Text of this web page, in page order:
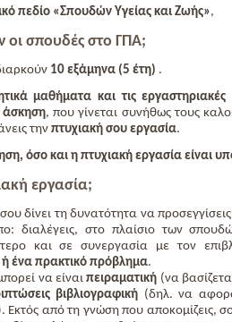
πεδίο «Σπουδών Υγείας και Ζωής»,
οι σπουδές στο ΓΠΑ;
10 εξάμηνα (5 έτη) .
μαθήματα και τις εργαστηριακές
άσκηση, που γίνεται συνήθως τους
την πτυχιακή σου εργασία.
όσο και η πτυχιακή εργασία είναι
εργασία;
δίνει τη δυνατότητα να
διαλέγεις, στο πλαίσιο των
και σε συνεργασία με τον
ένα πρακτικό πρόβλημα.
να είναιπειραματική (να
βιβλιογραφική (δηλ. να
Εκτός από τη γνώση που αποκομίζεις,